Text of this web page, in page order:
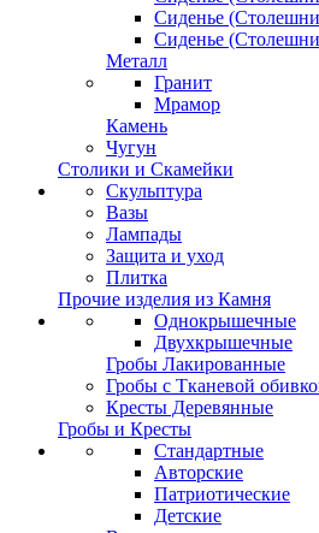
Сиденье
Сиденье
Металл
Гранит
Мрамор
Камень
Чугун
Столики и Скамейки
Скульптура
Вазы
Лампады
Защита и уход
Плитка
Прочие изделия из Камня
Однокрышечные
Двухкрышечные
Гробы Лакированные
Гробы с Тканевой
Кресты Деревянные
Гробы и Кресты
Стандартные
Авторские
Патриотические
Детские